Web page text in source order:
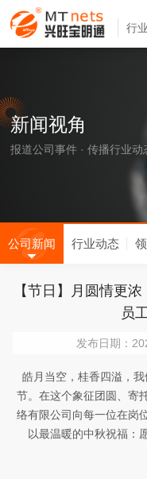
行
新闻视角
报道公司事件 · 传播行业动
公司新闻 行业动态
【节日】月圆情更
员
发布日期：
皓月当空，桂香四溢，
节。在这个象征团圆、寄
络有限公司向每一位在岗
以最温暖的中秋祝福：